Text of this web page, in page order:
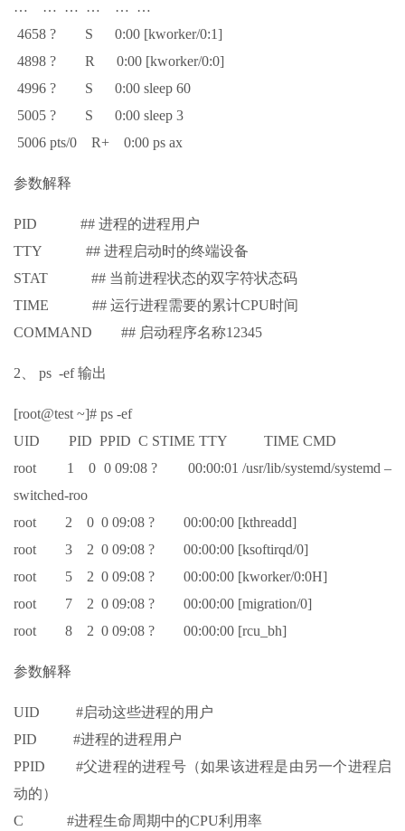
… … … … … …
4658 ? S 0:00 [kworker/0:1]
4898 ? R 0:00 [kworker/0:0]
4996 ? S 0:00 sleep 60
5005 ? S 0:00 sleep 3
5006 pts/0 R+ 0:00 ps ax
参数解释
PID ## 进程的进程用户
TTY ## 进程启动时的终端设备
STAT ## 当前进程状态的双字符状态码
TIME ## 运行进程需要的累计CPU时间
COMMAND ## 启动程序名称12345
2、 ps -ef 输出
[root@test ~]# ps -ef
UID PID PPID C STIME TTY TIME CMD
root 1 0 0 09:08 ? 00:00:01 /usr/lib/systemd/systemd –
switched-roo
root 2 0 0 09:08 ? 00:00:00 [kthreadd]
root 3 2 0 09:08 ? 00:00:00 [ksoftirqd/0]
root 5 2 0 09:08 ? 00:00:00 [kworker/0:0H]
root 7 2 0 09:08 ? 00:00:00 [migration/0]
root 8 2 0 09:08 ? 00:00:00 [rcu_bh]
参数解释
UID #启动这些进程的用户
PID #进程的进程用户
PPID #父进程的进程号（如果该进程是由另一个进程启
动的）
C #进程生命周期中的CPU利用率